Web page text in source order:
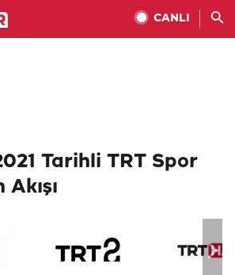
CANLI
Tarihli TRT Spor
Akışı